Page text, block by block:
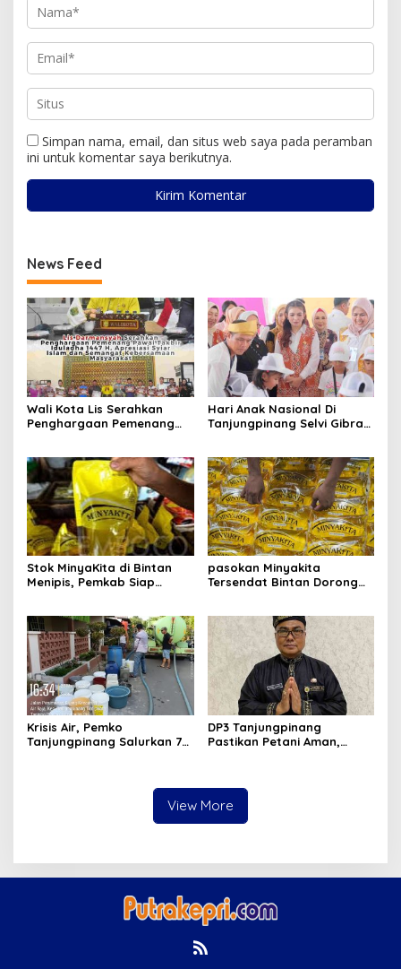
Simpan nama, email, dan situs web saya pada peramban
ini untuk komentar saya berikutnya.
News Feed
Wali Kota Lis Serahkan
Penghargaan Pemenang
Hidupkan Syiar Islam
Hari Anak Nasional Di
Tanjungpinang Selvi Gibran
Stok MinyaKita di Bintan
Menipis, Pemkab Siap
pasokan Minyakita
Tersendat Bintan Dorong
Krisis Air, Pemko
Tanjungpinang Salurkan 75
DP3 Tanjungpinang
Pastikan Petani Aman,
View More